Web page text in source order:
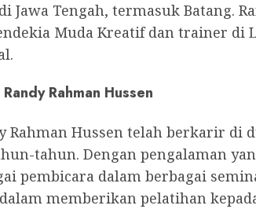
Jawa Tengah, termasuk Batang.
Muda Kreatif dan trainer di
Rahman Hussen
Rahman Hussen telah berkarir di
tahun. Dengan pengalaman
pembicara dalam berbagai
memberikan pelatihan